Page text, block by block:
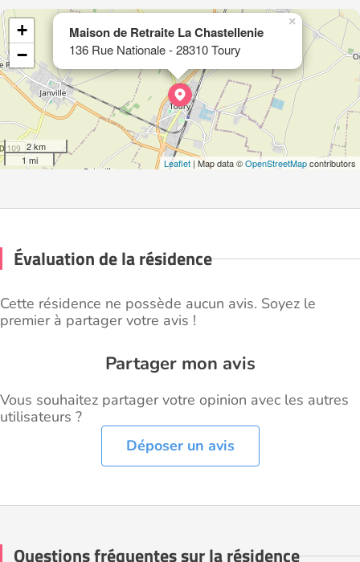
Maison de Retraite La Chastellenie
136 Rue Nationale - 28310 Toury
×
+
−
2 km
1 mi
Leaflet | Map data ©OpenStreetMapcontributors
Évaluation de la résidence
Cette résidence ne possède aucun avis. Soyez le
premier à partager votre avis !
Partager mon avis
Vous souhaitez partager votre opinion avec les autres
utilisateurs ?
Déposer un avis
Questions fréquentes sur la résidence